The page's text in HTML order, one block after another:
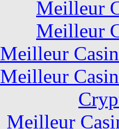
Meilleur
Meilleur
Meilleur
Meilleur
Meilleur